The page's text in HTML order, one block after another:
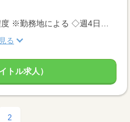
る
トル求人）
2